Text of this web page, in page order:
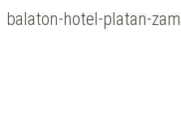
balaton-hotel-platan-